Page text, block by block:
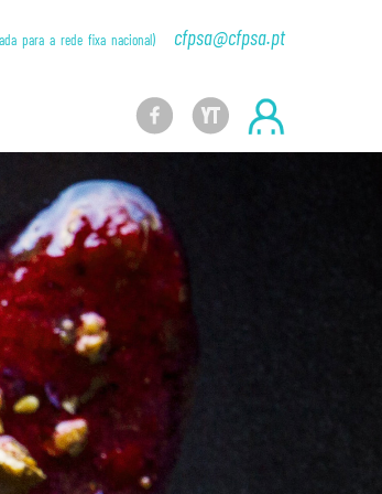
para a rede fixa nacional) cfpsa@cfpsa.pt